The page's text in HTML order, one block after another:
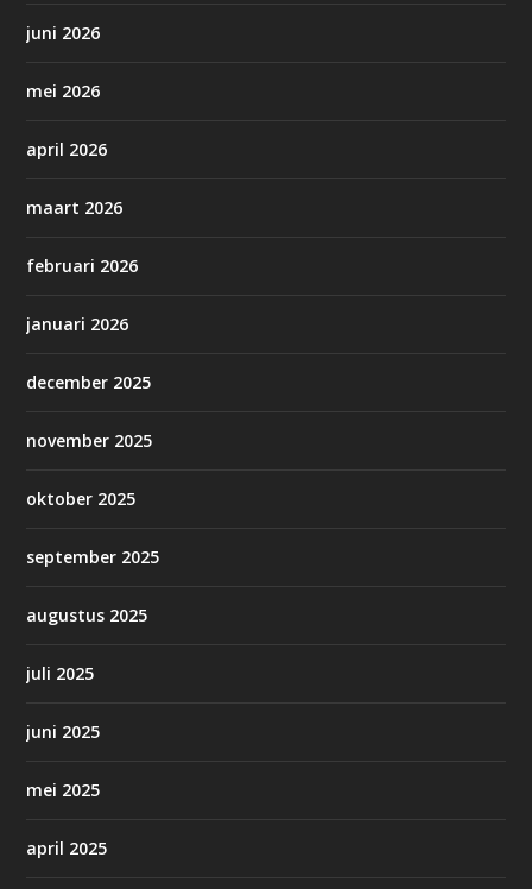
juni 2026
mei 2026
april 2026
maart 2026
februari 2026
januari 2026
december 2025
november 2025
oktober 2025
september 2025
augustus 2025
juli 2025
juni 2025
mei 2025
april 2025